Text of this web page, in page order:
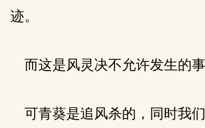
迹。
而这是风灵决不允许发生的事
可青葵是追风杀的，同时我